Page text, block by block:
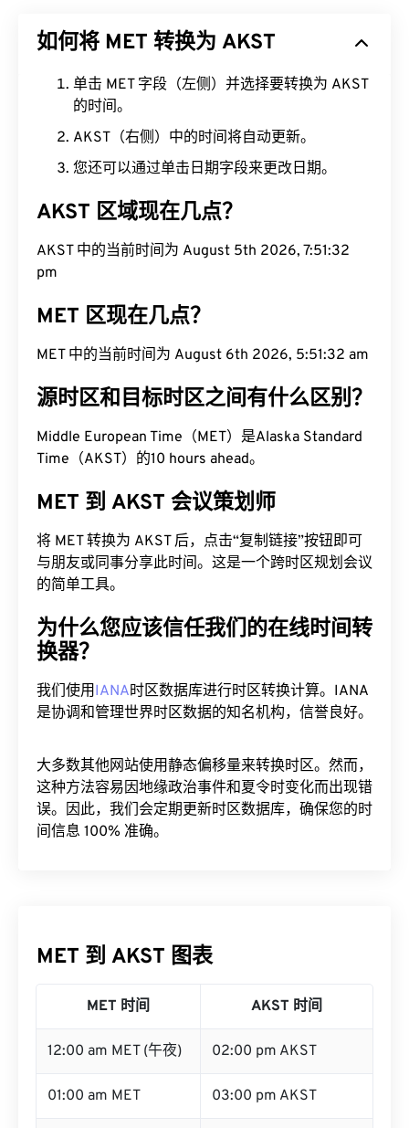
如何将 MET 转换为 AKST
单击 MET 字段（左侧）并选择要转换为 AKST
的时间。
AKST（右侧）中的时间将自动更新。
您还可以通过单击日期字段来更改日期。
AKST 区域现在几点？
AKST 中的当前时间为 August 5th 2026, 7:51:32
pm
MET 区现在几点？
MET 中的当前时间为 August 6th 2026, 5:51:32 am
源时区和目标时区之间有什么区别？
Middle European Time（MET）是Alaska Standard
Time（AKST）的10 hours ahead。
MET 到 AKST 会议策划师
将 MET 转换为 AKST 后，点击“复制链接”按钮即可
与朋友或同事分享此时间。这是一个跨时区规划会议
的简单工具。
为什么您应该信任我们的在线时间转
换器？
我们使用IANA时区数据库进行时区转换计算。IANA
是协调和管理世界时区数据的知名机构，信誉良好。
大多数其他网站使用静态偏移量来转换时区。然而，
这种方法容易因地缘政治事件和夏令时变化而出现错
误。因此，我们会定期更新时区数据库，确保您的时
间信息 100% 准确。
MET 到 AKST 图表
MET 时间 AKST 时间
12:00 am MET (午夜) 02:00 pm AKST
01:00 am MET 03:00 pm AKST